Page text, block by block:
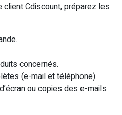
Cdiscount, préparez les
concernés.
(e-mail et téléphone).
ou copies des e-mails